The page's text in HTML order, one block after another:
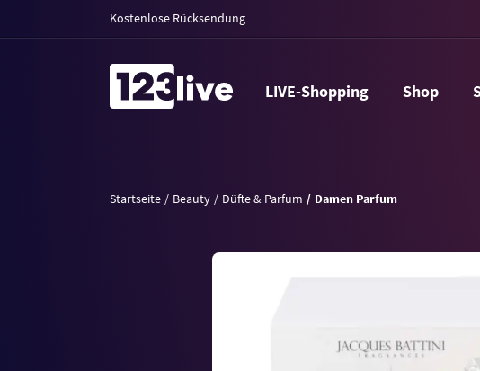
Kostenlose Rücksendung
LIVE-Shopping Shop
Startseite Beauty Düfte & Parfum Damen Parfum